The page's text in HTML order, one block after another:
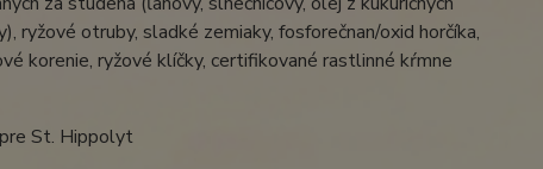
ryžové otruby, sladké zemiaky, fosforečnan/oxid horčíka,
korenie, ryžové klíčky, certifikované rastlinné kŕmne
St. Hippolyt